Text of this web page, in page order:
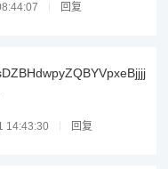
回复
14:43:30 回复